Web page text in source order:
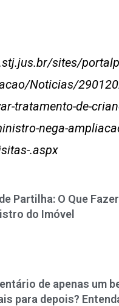
sites/
Noticias/
tratamento-de-
nega-
.aspx
Partilha: O Que
do Imóvel
de apenas um
para depois?